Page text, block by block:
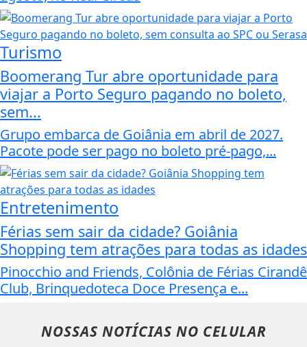
Turismo
Boomerang Tur abre oportunidade para
viajar a Porto Seguro pagando no boleto,
sem...
Grupo embarca de Goiânia em abril de 2027.
Pacote pode ser pago no boleto pré-pago,...
Entretenimento
Férias sem sair da cidade? Goiânia
Shopping tem atrações para todas as idades
Pinocchio and Friends, Colônia de Férias Cirandê
Club, Brinquedoteca Doce Presença e...
NOSSAS NOTÍCIAS NO CELULAR